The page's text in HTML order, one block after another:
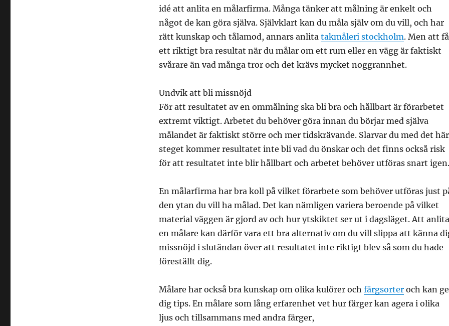
idé att anlita en målarfirma. Många tänker att målning är enkelt och
något de kan göra själva. Självklart kan du måla själv om du vill, och har
rätt kunskap och tålamod, annars anlita takmåleri stockholm. Men att få
ett riktigt bra resultat när du målar om ett rum eller en vägg är faktiskt
svårare än vad många tror och det krävs mycket noggrannhet.
Undvik att bli missnöjd
För att resultatet av en ommålning ska bli bra och hållbart är förarbetet
extremt viktigt. Arbetet du behöver göra innan du börjar med själva
målandet är faktiskt större och mer tidskrävande. Slarvar du med det här
steget kommer resultatet inte bli vad du önskar och det finns också risk
för att resultatet inte blir hållbart och arbetet behöver utföras snart igen.
En målarfirma har bra koll på vilket förarbete som behöver utföras just
den ytan du vill ha målad. Det kan nämligen variera beroende på vilket
material väggen är gjord av och hur ytskiktet ser ut i dagsläget. Att anlita
en målare kan därför vara ett bra alternativ om du vill slippa att känna
missnöjd i slutändan över att resultatet inte riktigt blev så som du hade
föreställt dig.
Målare har också bra kunskap om olika kulörer och färgsorteroch kan ge
dig tips. En målare som lång erfarenhet vet hur färger kan agera i olika
ljus och tillsammans med andra färger,